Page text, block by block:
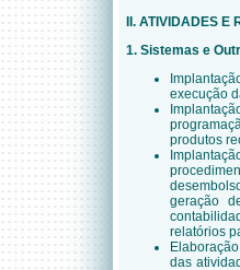
II. ATIVIDADES
1. Sistemas e
execução
produtos
geração
relatórios
das